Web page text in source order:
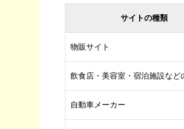
サイトの種類
物販サイト
飲食店・美容室・宿泊施設など
自動車メーカー